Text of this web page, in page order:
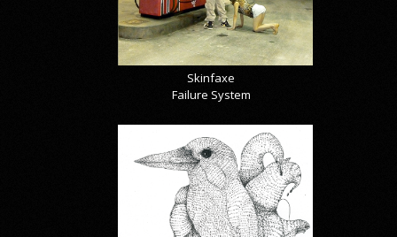
Skinfaxe
Failure System